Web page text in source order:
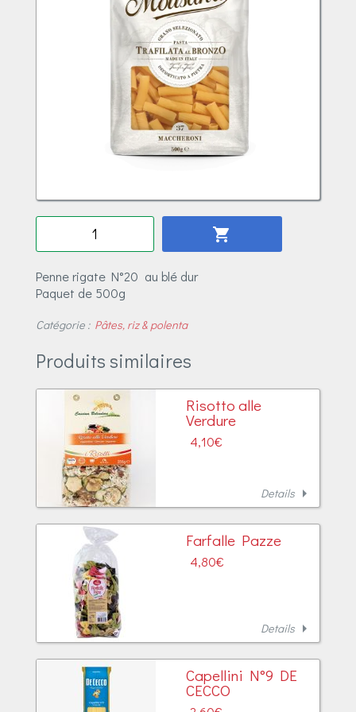
Quantité
shopping_cart
Penne rigate N°20 au blé dur
Paquet de 500g
Catégorie : Pâtes, riz & polenta
Produits similaires
Risotto alle
Verdure
4,10€
Detailsarrow_right
Farfalle Pazze
4,80€
Detailsarrow_right
Capellini N°9 DE
CECCO